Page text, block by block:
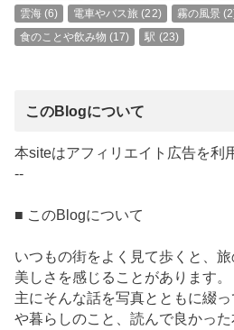
雲海(6) 電車やバス旅 (22) 霧の風景
食のことや飲み物 (17) 駅 (23)
このBlogについて
本siteはアフィリエイト広告を利
--
■ このBlogについて
いつもの街をよく見て歩くと、
美しさを感じることがあります。
主にそんな話を写真とともに綴
や暮らしのこと、読んで良かっ